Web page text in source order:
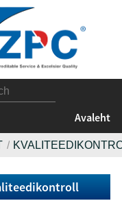
Avaleht